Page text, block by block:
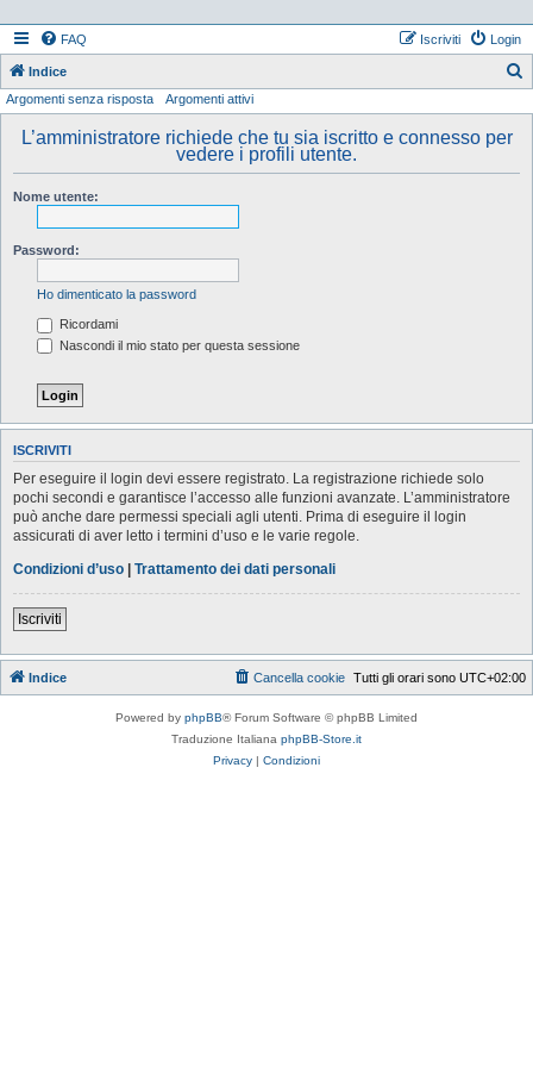
FAQ Login
Iscriviti
Indice
Argomenti senza risposta Argomenti attivi
L’amministratore richiede che tu sia iscritto e connesso per
vedere i profili utente.
Nome utente:
Password:
Ho dimenticato la password
Ricordami
Nascondi il mio stato per questa sessione
ISCRIVITI
Per eseguire il login devi essere registrato. La registrazione richiede solo
pochi secondi e garantisce l’accesso alle funzioni avanzate. L’amministratore
può anche dare permessi speciali agli utenti. Prima di eseguire il login
assicurati di aver letto i termini d’uso e le varie regole.
Condizioni d’uso | Trattamento dei dati personali
Iscriviti
Indice Tutti gli orari sono UTC+02:00
Cancella cookie
Powered by phpBB® Forum Software © phpBB Limited
Traduzione Italiana phpBB-Store.it
Privacy | Condizioni